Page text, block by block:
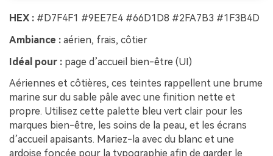
HEX : #D7F4F1 #9EE7E4 #66D1D8 #2FA7B3 #1F3B4D
Ambiance : aérien, frais, côtier
Idéal pour : page d’accueil bien-être (UI)
Aériennes et côtières, ces teintes rappellent une brume
marine sur du sable pâle avec une finition nette et
propre. Utilisez cette palette bleu vert clair pour les
marques bien-être, les soins de la peau, et les écrans
d’accueil apaisants. Mariez-la avec du blanc et une
ardoise foncée pour la typographie afin de garder le